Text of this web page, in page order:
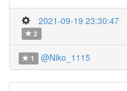
2021-09-19 23:30:47
2
1 @Niko_1115